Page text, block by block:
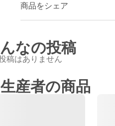
商品をシェア
なの投稿
稿はありません
産者の商品